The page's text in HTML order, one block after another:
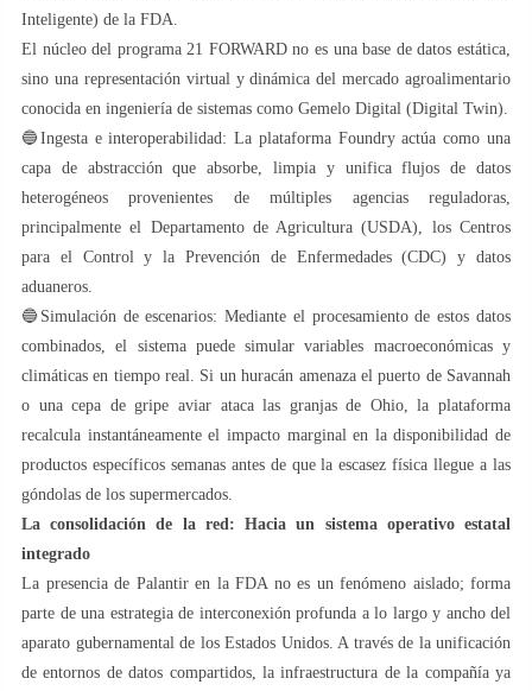
Inteligente) de la FDA.
​El núcleo del programa 21 FORWARD no es una base de datos estática,
sino una representación virtual y dinámica del mercado agroalimentario
conocida en ingeniería de sistemas como Gemelo Digital (Digital Twin).
🔵​Ingesta e interoperabilidad: La plataforma Foundry actúa como una
capa de abstracción que absorbe, limpia y unifica flujos de datos
heterogéneos provenientes de múltiples agencias reguladoras,
principalmente el Departamento de Agricultura (USDA), los Centros
para el Control y la Prevención de Enfermedades (CDC) y datos
aduaneros.
🔵​Simulación de escenarios: Mediante el procesamiento de estos datos
combinados, el sistema puede simular variables macroeconómicas y
climáticas en tiempo real. Si un huracán amenaza el puerto de Savannah
o una cepa de gripe aviar ataca las granjas de Ohio, la plataforma
recalcula instantáneamente el impacto marginal en la disponibilidad de
productos específicos semanas antes de que la escasez física llegue a las
góndolas de los supermercados.
La consolidación de la red: Hacia un sistema operativo estatal
integrado
La presencia de Palantir en la FDA no es un fenómeno aislado; forma
parte de una estrategia de interconexión profunda a lo largo y ancho del
aparato gubernamental de los Estados Unidos. A través de la unificación
de entornos de datos compartidos, la infraestructura de la compañía ya